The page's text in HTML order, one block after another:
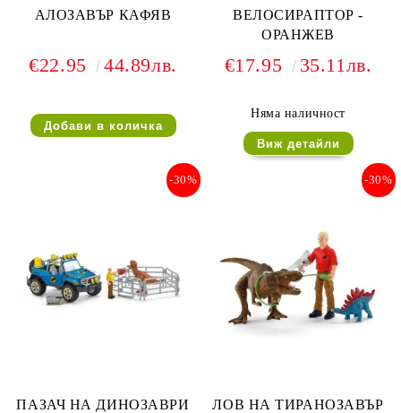
АЛОЗАВЪР КАФЯВ
€22.95 44.89лв.
ВЕЛОСИРАПТОР -
ОРАНЖЕВ
€17.95 35.11лв.
Няма наличност
Виж детайли
ПАЗАЧ НА ДИНОЗАВРИ
-30%
ЛОВ НА ТИРАНОЗАВЪР
-30%